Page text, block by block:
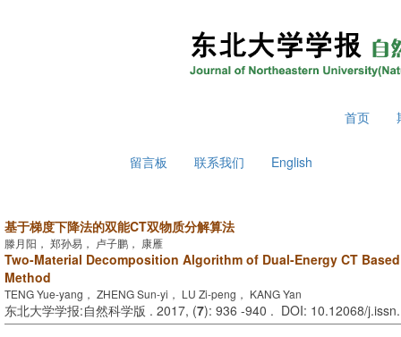
首页
留言板 联系我们 English
基于梯度下降法的双能CT双物质分解算法
滕月阳， 郑孙易， 卢子鹏， 康雁
Two-Material Decomposition Algorithm of Dual-Energy CT
Method
TENG Yue-yang， ZHENG Sun-yi， LU Zi-peng， KANG Yan
东北大学学报:自然科学版 . 2017, (7): 936 -940 . DOI: 10.12068/